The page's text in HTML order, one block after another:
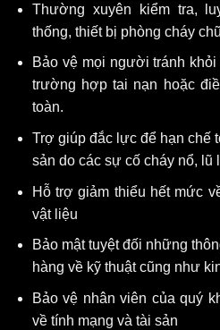
Thường xuyên kiểm tra,
thống, thiết bị phòng cháy
Bảo vệ mọi người tránh
trường hợp tai nạn hoặc
toàn.
Trợ giúp đắc lực để hạn chế
sản do các sự cố cháy nổ, lũ
Hỗ trợ giảm thiểu hết mức
vật liệu
Bảo mật tuyệt đối những
hàng về kỹ thuật cũng như
Bảo vệ nhân viên của quý
về tính mạng và tài sản